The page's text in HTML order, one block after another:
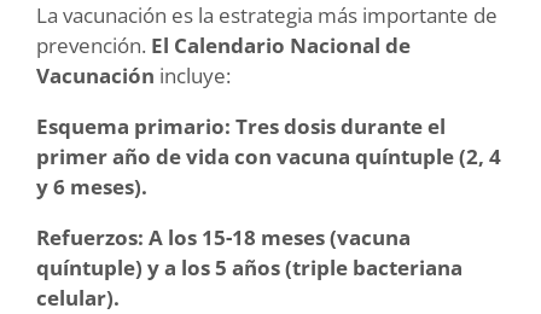
La vacunación es la estrategia más importante de
prevención. El Calendario Nacional de
Vacunación incluye:
Esquema primario: Tres dosis durante el
primer año de vida con vacuna quíntuple (2, 4
y 6 meses).
Refuerzos: A los 15-18 meses (vacuna
quíntuple) y a los 5 años (triple bacteriana
celular).